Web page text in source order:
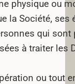
physique ou
la Société, ses
qui sont
à traiter les
ou tout